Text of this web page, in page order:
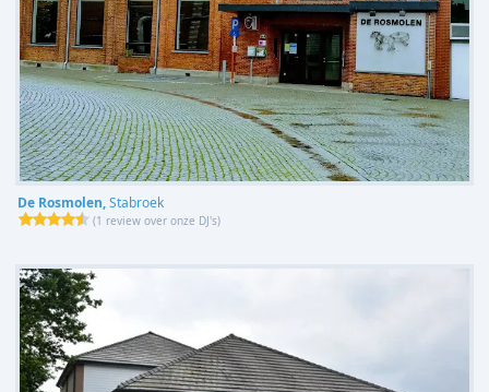
De Rosmolen,Stabroek
(1 review over onze DJ's)